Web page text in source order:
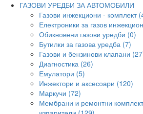
ГАЗОВИ УРЕДБИ ЗА АВТОМОБИЛИ
Газови инжекциони - комплект
Електроники за газов
Обикновени газови уредби (0)
Бутилки за газова уредба (7)
Газови и бензинови клапани
Диагностика (26)
Емулатори (5)
Инжектори и аксесоари (120)
Маркучи (72)
Мембрани и ремонтни